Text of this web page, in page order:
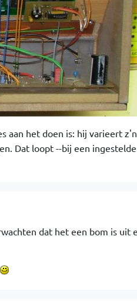
aan het doen is: hij varieert
Dat loopt --bij een
dat het een bom is uit